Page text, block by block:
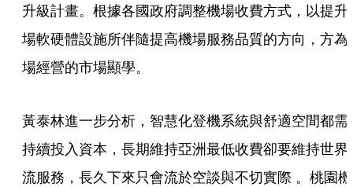
升級計畫。根據各國政府調整機場收費方式，以提升
場軟硬體設施所伴隨提高機場服務品質的方向，方為
場經營的市場顯學。
黃泰林進一步分析，智慧化登機系統與舒適空間都需
持續投入資本，長期維持亞洲最低收費卻要維持世界
流服務，長久下來只會流於空談與不切實際 。桃園機